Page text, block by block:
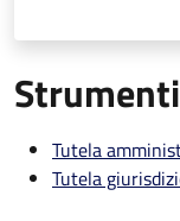
Tutela
Tutela